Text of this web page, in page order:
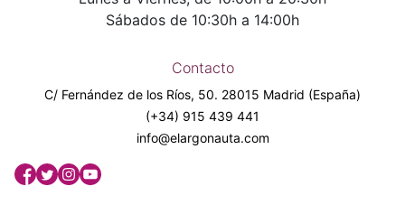
Sábados de 10:30h a 14:00h
Contacto
C/ Fernández de los Ríos, 50. 28015 Madrid (España)
(+34) 915 439 441
info@elargonauta.com